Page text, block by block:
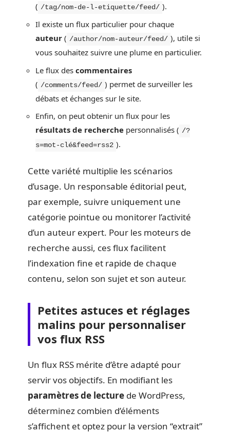
( /tag/nom-de-l-etiquette/feed/ ).
Il existe un flux particulier pour chaque
auteur ( /author/nom-auteur/feed/ ), utile si
vous souhaitez suivre une plume en particulier.
Le flux des commentaires
( /comments/feed/ ) permet de surveiller les
débats et échanges sur le site.
Enfin, on peut obtenir un flux pour les
résultats de recherche personnalisés ( /?
s=mot-clé&feed=rss2 ).
Cette variété multiplie les scénarios
d’usage. Un responsable éditorial peut,
par exemple, suivre uniquement une
catégorie pointue ou monitorer l’activité
d’un auteur expert. Pour les moteurs de
recherche aussi, ces flux facilitent
l’indexation fine et rapide de chaque
contenu, selon son sujet et son auteur.
Petites astuces et réglages
malins pour personnaliser
vos flux RSS
Un flux RSS mérite d’être adapté pour
servir vos objectifs. En modifiant les
paramètres de lecture de WordPress,
déterminez combien d’éléments
s’affichent et optez pour la version “extrait”